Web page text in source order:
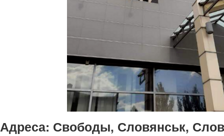
Адреса: Свободы, Словянськ,